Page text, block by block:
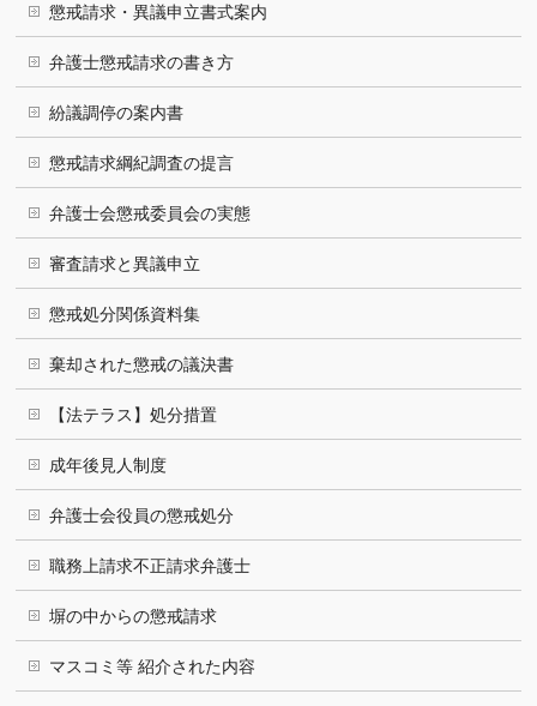
懲戒請求・異議申立書式案内
弁護士懲戒請求の書き方
紛議調停の案内書
懲戒請求綱紀調査の提言
弁護士会懲戒委員会の実態
審査請求と異議申立
懲戒処分関係資料集
棄却された懲戒の議決書
【法テラス】処分措置
成年後見人制度
弁護士会役員の懲戒処分
職務上請求不正請求弁護士
塀の中からの懲戒請求
マスコミ等 紹介された内容